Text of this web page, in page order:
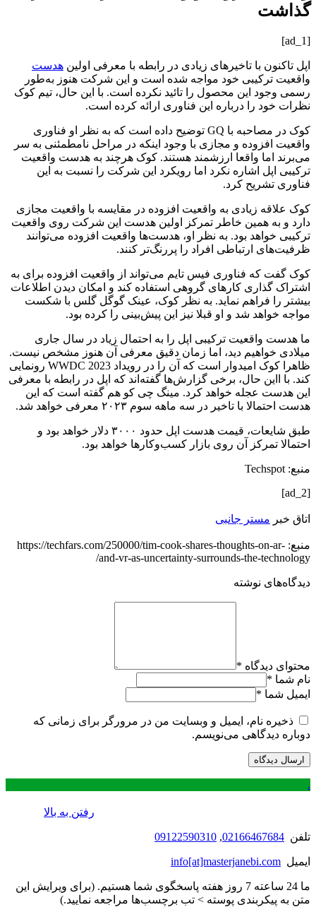
گذاشت
[ad_1]
اپل تاکنون با تاخیرهای زیادی در رابطه با معرفی اولین هدست
واقعیت ترکیبی خود مواجه شده است و این شرکت هنوز به‌طور
رسمی وجود این محصول را تائید نکرده است. با این حال، تیم کوک
نظرات خود را درباره این فناوری ارائه کرده است.
کوک در مصاحبه با GQ توضیح داده است که به نظر او فناوری
واقعیت افزوده و مجازی با وجود اینکه در مراحل نامطمئنی به سر
می‌برند اما واقعا ارزشمند هستند. کوک هرچند به هدست واقعیت
ترکیبی اپل اشاره نکرد اما رویکرد این شرکت را نسبت به این
فناوری تشریح کرد.
کوک علاقه زیادی به واقعیت افزوده در مقایسه با واقعیت مجازی
دارد و به همین خاطر تمرکز اولین هدست این شرکت روی واقعیت
ترکیبی خواهد بود. به نظر او، هدست‌ها واقعیت افزوده می‌توانند
ظرفیت‌های ارتباطی افراد را پررنگ‌تر کنند.
کوک گفت که فناوری فیس تایم می‌تواند از واقعیت افزوده برای به
اشتراک گذاری کارهای گروهی استفاده کند و امکان دیدن اطلاعات
بیشتر را فراهم نماید. به نظر کوک، عینک گوگل گلس با شکست
مواجه خواهد شد و او قبلا نیز این پیش‌بینی را کرده بود.
ما هدست واقعیت ترکیبی اپل را به احتمال زیاد در سال جاری
میلادی خواهیم دید، اما زمان دقیق معرفی آن هنوز مشخص نیست.
ظاهرا کوک امیدوار است که آن را در رویداد WWDC 2023 رونمایی
کند. با ااین حال، برخی گزارش‌ها گفته‌اند که اپل در رابطه با معرفی
این هدست عجله خواهد کرد. مینگ چی کو هم گفته است که این
هدست احتمالا با تاخیر در سه ماهه سوم ۲۰۲۳ معرفی خواهد شد.
طبق شایعات، قیمت هدست اپل حدود ۳۰۰۰ دلار خواهد بود و
احتمالا تمرکز آن روی بازار کسب‌وکارها خواهد بود.
منبع: Techspot
[ad_2]
اتاق خبر مستر جانبی
منبع: https://techfars.com/250000/tim-cook-shares-thoughts-on-ar-
and-vr-as-uncertainty-surrounds-the-technology/
دیدگاه‌های نوشته
محتوای دیدگاه *
نام شما *
ایمیل شما *
ذخیره نام، ایمیل و وبسایت من در مرورگر برای زمانی که
دوباره دیدگاهی می‌نویسم.
.
رفتن به بالا
تلفن 02166467684
,
09122590310
ایمیل info[at]masterjanebi.com
ما 24 ساعته 7 روز هفته پاسخگوی شما هستیم. (برای ویرایش این
متن به پیکربندی پوسته > تب برچسب‌ها مراجعه نمایید.)